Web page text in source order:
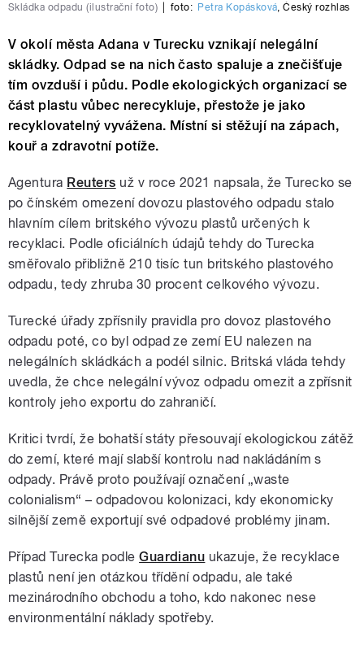
Skládka odpadu (ilustrační foto) foto: Petra Kopásková ,Český rozhlas
V okolí města Adana v Turecku vznikají nelegální
skládky. Odpad se na nich často spaluje a znečišťuje
tím ovzduší i půdu. Podle ekologických organizací se
část plastu vůbec nerecykluje, přestože je jako
recyklovatelný vyvážena. Místní si stěžují na zápach,
kouř a zdravotní potíže.
Agentura Reuters už v roce 2021 napsala, že Turecko se
po čínském omezení dovozu plastového odpadu stalo
hlavním cílem britského vývozu plastů určených k
recyklaci. Podle oficiálních údajů tehdy do Turecka
směřovalo přibližně 210 tisíc tun britského plastového
odpadu, tedy zhruba 30 procent celkového vývozu.
Turecké úřady zpřísnily pravidla pro dovoz plastového
odpadu poté, co byl odpad ze zemí EU nalezen na
nelegálních skládkách a podél silnic. Britská vláda tehdy
uvedla, že chce nelegální vývoz odpadu omezit a zpřísnit
kontroly jeho exportu do zahraničí.
Kritici tvrdí, že bohatší státy přesouvají ekologickou zátěž
do zemí, které mají slabší kontrolu nad nakládáním s
odpady. Právě proto používají označení „waste
colonialism“ – odpadovou kolonizaci, kdy ekonomicky
silnější země exportují své odpadové problémy jinam.
Případ Turecka podleGuardianu ukazuje, že recyklace
plastů není jen otázkou třídění odpadu, ale také
mezinárodního obchodu a toho, kdo nakonec nese
environmentální náklady spotřeby.